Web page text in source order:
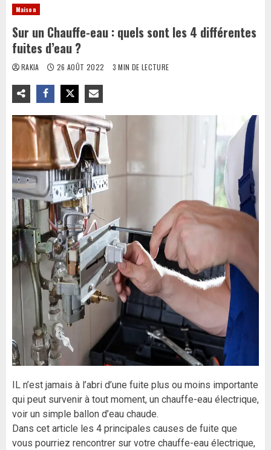
Maison
Sur un Chauffe-eau : quels sont les 4 différentes
fuites d’eau ?
RAKIA 26 AOÛT 2022 3 MIN DE LECTURE
IL n’est jamais à l’abri d’une fuite plus ou moins importante
qui peut survenir à tout moment, un chauffe-eau électrique,
voir un simple ballon d’eau chaude.
Dans cet article les 4 principales causes de fuite que
vous pourriez rencontrer sur votre chauffe-eau électrique,